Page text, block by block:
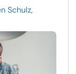
Schulz,